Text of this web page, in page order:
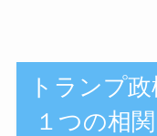
トランプ
１つの相